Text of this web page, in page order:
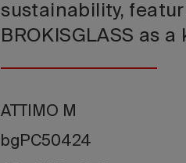
sustainability,
BROKISGLASS as
ATTIMO M
bgPC50424